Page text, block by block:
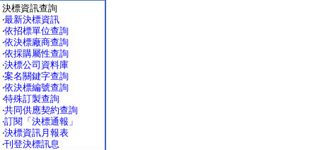
決標資訊查詢
‧最新決標資訊
‧依招標單位查詢
‧依決標廠商查詢
‧依採購屬性查詢
‧決標公司資料庫
‧案名關鍵字查詢
‧依決標編號查詢
‧特殊訂製查詢
‧共同供應契約查詢
‧訂閱「決標通報」
‧決標資訊月報表
‧刊登決標訊息